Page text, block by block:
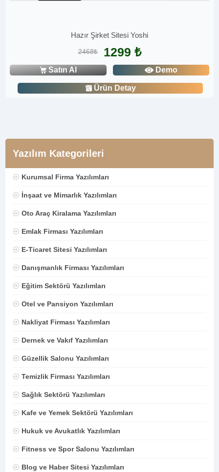
Yazılım Kategorileri
Kurumsal Firma Yazılımları
İnşaat ve Mimarlık Yazılımları
Oto Araç Kiralama Yazılımları
Emlak Firması Yazılımları
E-Ticaret Sitesi Yazılımları
Danışmanlık Firması Yazılımları
Eğitim Sektörü Yazılımları
Otel ve Pansiyon Yazılımları
Nakliyat Firması Yazılımları
Dernek ve Vakıf Yazılımları
Güzellik Salonu Yazılımları
Temizlik Firması Yazılımları
Sağlık Sektörü Yazılımları
Kafe ve Yemek Sektörü Yazılımları
Hukuk ve Avukatlık Yazılımları
Fitness ve Spor Salonu Yazılımları
Blog ve Haber Sitesi Yazılımları
Hazır Şirket Sitesi Yoshi
2468₺ 1299 ₺
Satın Al Demo
Ürün Detay